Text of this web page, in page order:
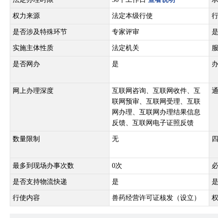
权力来源 法定本级行使
是否涉及特殊环节 专家评审
实施主体性质 法定机关
是否网办 是
网上办理深度
互联网咨询、互联网收件、互
联网预审、互联网受理、互联
网办理、互联网办理结果信息
反馈、互联网电子证照反馈
数量限制 无
最多到现场办事次数 0次
是否支持物流快递 是
行使内容 兽药经营许可证核发（设立）